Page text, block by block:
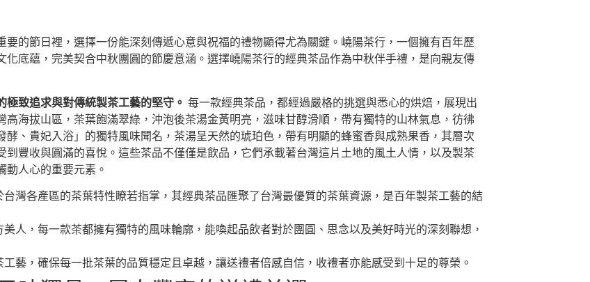
的節日裡，選擇一份能深刻傳遞心意與祝福的禮物顯得尤為關鍵。嶢陽茶行，一個擁有百年歷
底蘊，完美契合中秋團圓的節慶意涵。選擇嶢陽茶行的經典茶品作為中秋伴手禮，是向親友傳
致追求與對傳統製茶工藝的堅守。 每一款經典茶品，都經過嚴格的挑選與悉心的烘焙，展現出
高海拔山區，茶葉飽滿翠綠，沖泡後茶湯金黃明亮，滋味甘醇滑順，帶有獨特的山林氣息，彷彿
酵、貴妃入浴」的獨特風味聞名，茶湯呈天然的琥珀色，帶有明顯的蜂蜜香與成熟果香，其層次
豐收與圓滿的喜悅。這些茶品不僅僅是飲品，它們承載著台灣這片土地的風土人情，以及製茶
動人心的重要元素。
灣各產區的茶葉特性瞭若指掌，其經典茶品匯聚了台灣最優質的茶葉資源，是百年製茶工藝的結
人，每一款茶都擁有獨特的風味輪廓，能喚起品飲者對於團圓、思念以及美好時光的深刻聯想，
藝，確保每一批茶葉的品質穩定且卓越，讓送禮者倍感自信，收禮者亦能感受到十足的尊榮。